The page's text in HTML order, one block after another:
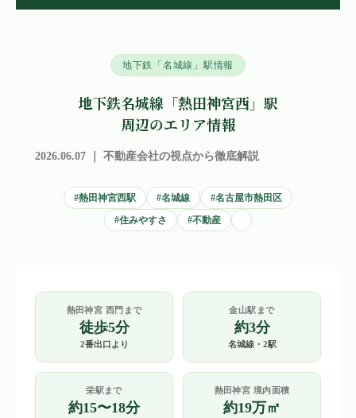
地下鉄「名城線」駅情報
地下鉄名城線「熱田神宮西」駅
周辺のエリア情報
2026.06.07 ｜ 不動産会社の視点から徹底解説
#熱田神宮西駅 #名城線
#名古屋市熱田区
#住みやすさ
#不動産
熱田神宮 西門まで
徒歩5分
2番出口より
金山駅まで
約3分
名城線・2駅
栄駅まで
約15〜18分
熱田神宮 境内面積
約19万㎡